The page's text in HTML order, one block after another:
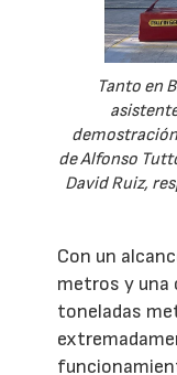
Tanto en
demostración
de Alfonso
David Ruiz,
Con un
metros y una
toneladas